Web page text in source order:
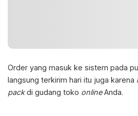
Order yang masuk ke sistem pada
langsung terkirim hari itu juga karena
packdi gudang toko onlineAnda.